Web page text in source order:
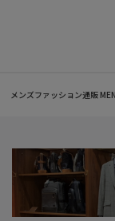
メンズファッション通販